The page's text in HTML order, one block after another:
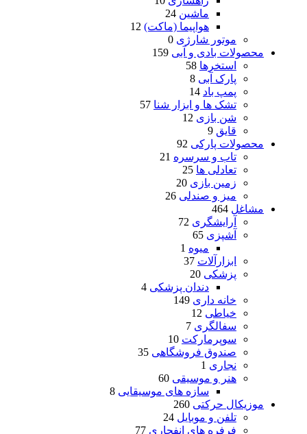
ماشین 24
هواپیما (ماکت) 12
موتور شارژی 0
محصولات بادی و آبی 159
استخرها 58
پارک آبی 8
پمپ باد 14
تشک ها و ابزار شنا 57
شن بازی 12
قایق
9
محصولات پارکی 92
تاب و سرسره 21
تعادلی ها 25
زمین بازی 20
میز و صندلی 26
مشاغل 464
آرایشگری 72
آشپزی 65
میوه
1
ابزارآلات
37
پزشکی 20
دندان پزشکی 4
خانه داری 149
خیاطی 12
سفالگری 7
سوپرمارکت 10
صندوق فروشگاهی 35
نجاری 1
هنر و موسیقی 60
سازه های موسیقایی 8
موزیکال حرکتی 260
تلفن و موبایل 24
فرفره های انفجاری 77